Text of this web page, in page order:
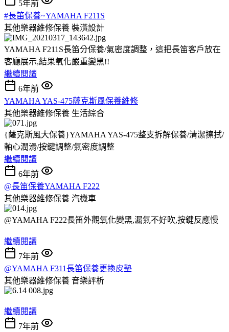
5年前
#長笛保養~YAMAHA F211S
其他樂器維修保養 裝潢設計
YAMAHA F211S長笛分保養/氣密度調整，這把長笛客戶放在
客廳展示,結果氧化嚴重變黑!!
繼續閱讀
6年前
YAMAHA YAS-475薩克斯風保養維修
其他樂器維修保養 生活綜合
{薩克斯風大保養}YAMAHA YAS-475整支拆解保養/清潔擦拭/
軸心潤滑/按鍵調整/氣密度調整
繼續閱讀
6年前
@長笛保養YAMAHA F222
其他樂器維修保養 汽機車
@YAMAHA F222長笛外觀氧化變黑,漏氣不好吹,按鍵反應慢
繼續閱讀
7年前
@YAMAHA F311長笛保養更換皮墊
其他樂器維修保養 音樂評析
繼續閱讀
7年前